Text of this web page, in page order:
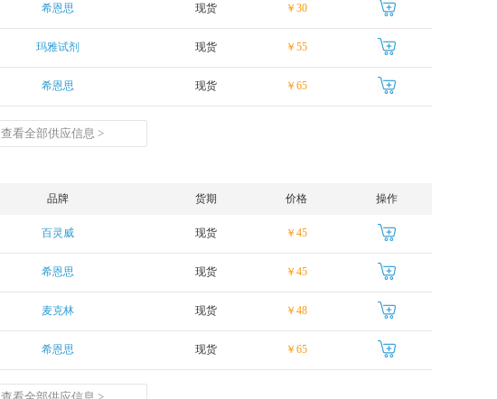
希恩思 现货 ￥30
玛雅试剂 现货 ￥55
希恩思 现货 ￥65
查看全部供应信息 >
品牌 货期 价格 操作
百灵威 现货 ￥45
希恩思 现货 ￥45
麦克林 现货 ￥48
希恩思 现货 ￥65